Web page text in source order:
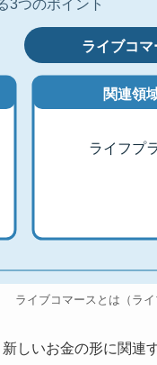
3つのポイント
ライブコマ
関連領
ライフプ
ライブコマースとは（ラ
しいお金の形に関